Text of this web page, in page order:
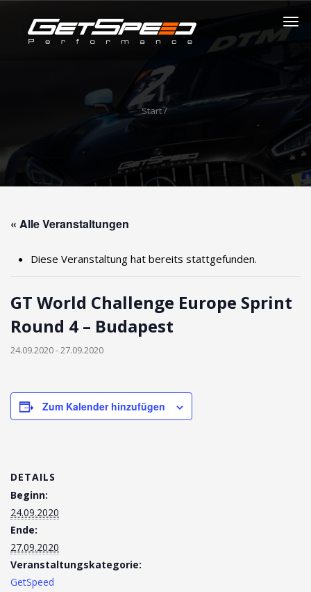
Start/
« Alle Veranstaltungen
Diese Veranstaltung hat bereits stattgefunden.
GT World Challenge Europe Sprint
Round 4 – Budapest
24.09.2020-27.09.2020
Zum Kalender hinzufügen
DETAILS
Beginn:
24.09.2020
Ende:
27.09.2020
Veranstaltungskategorie:
GetSpeed